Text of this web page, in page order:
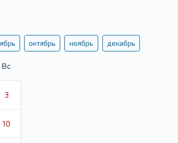
октябрь ноябрь декабрь
Вс
3
10